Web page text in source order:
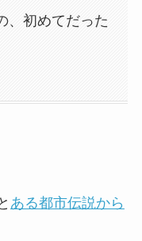
、初めてだった
ある都市伝説から